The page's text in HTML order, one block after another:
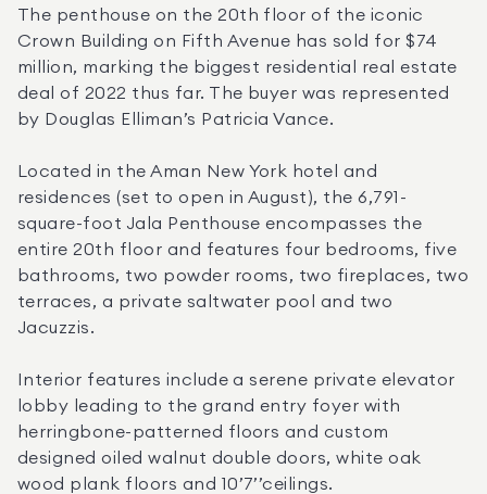
The penthouse on the 20th floor of the iconic
Crown Building on Fifth Avenue has sold for $74
million, marking the biggest residential real estate
deal of 2022 thus far. The buyer was represented
by Douglas Elliman’s Patricia Vance.
Located in the Aman New York hotel and
residences (set to open in August), the 6,791-
square-foot Jala Penthouse encompasses the
entire 20th floor and features four bedrooms, five
bathrooms, two powder rooms, two fireplaces, two
terraces, a private saltwater pool and two
Jacuzzis.
Interior features include a serene private elevator
lobby leading to the grand entry foyer with
herringbone-patterned floors and custom
designed oiled walnut double doors, white oak
wood plank floors and 10’7’’ceilings.